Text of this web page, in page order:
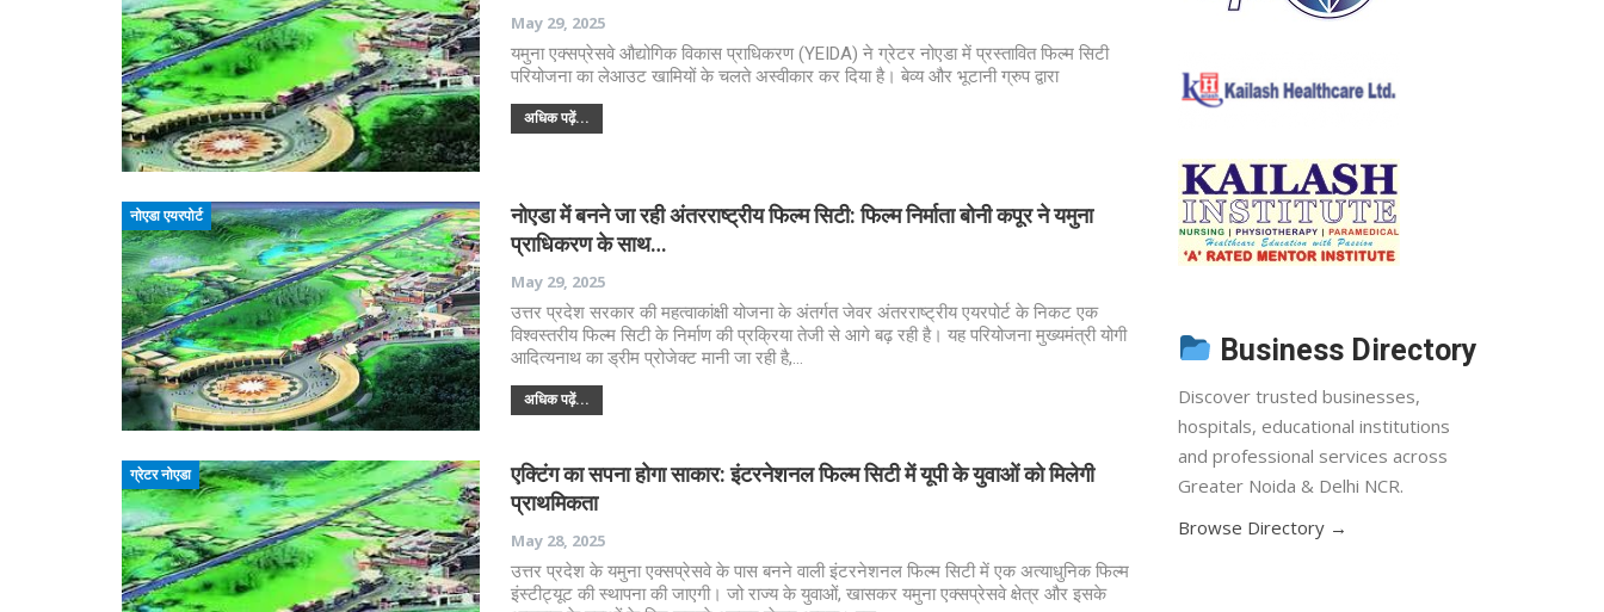
May 29, 2025
यमुना एक्सप्रेसवे औद्योगिक विकास प्राधिकरण (YEIDA) ने ग्रेटर नोएडा में प्रस्तावित फिल्म सिटी
परियोजना का लेआउट खामियों के चलते अस्वीकार कर दिया है। बेव्य और भूटानी ग्रुप द्वारा
अधिक पढ़ें...
नोएडा एयरपोर्ट
नोएडा में बनने जा रही अंतरराष्ट्रीय फिल्म सिटी: फिल्म निर्माता बोनी कपूर ने यमुना
प्राधिकरण के साथ…
May 29, 2025
उत्तर प्रदेश सरकार की महत्वाकांक्षी योजना के अंतर्गत जेवर अंतरराष्ट्रीय एयरपोर्ट के निकट एक
विश्वस्तरीय फिल्म सिटी के निर्माण की प्रक्रिया तेजी से आगे बढ़ रही है। यह परियोजना मुख्यमंत्री योगी
आदित्यनाथ का ड्रीम प्रोजेक्ट मानी जा रही है,…
अधिक पढ़ें...
ग्रेटर नोएडा
एक्टिंग का सपना होगा साकार: इंटरनेशनल फिल्म सिटी में यूपी के युवाओं को मिलेगी
प्राथमिकता
May 28, 2025
उत्तर प्रदेश के यमुना एक्सप्रेसवे के पास बनने वाली इंटरनेशनल फिल्म सिटी में एक अत्याधुनिक फिल्म
इंस्टीट्यूट की स्थापना की जाएगी। जो राज्य के युवाओं, खासकर यमुना एक्सप्रेसवे क्षेत्र और इसके
Business Directory
Discover trusted businesses,
hospitals, educational institutions
and professional services across
Greater Noida & Delhi NCR.
Browse Directory →